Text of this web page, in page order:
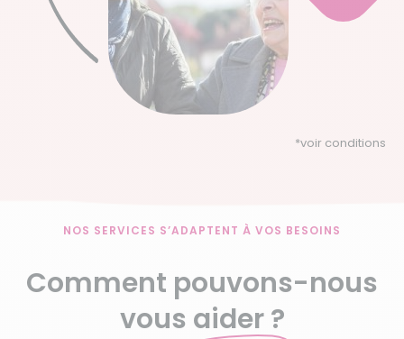
*voir conditions
NOS SERVICES S’ADAPTENT À VOS BESOINS
Comment pouvons-nous
vous aider ?